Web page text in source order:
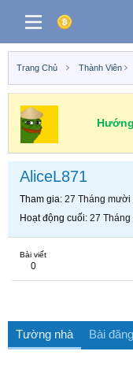
Trang Chủ Thành Viên
AliceL871
Tham gia 27 Tháng mười
Hoạt động cuối 27
Bài viết
0
Tường nhà Bài đăng